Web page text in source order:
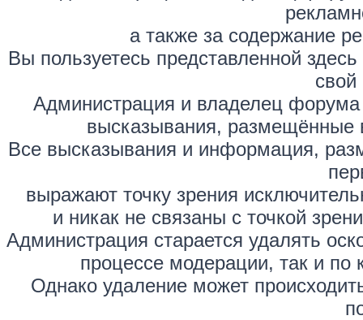
а также за содержание
Вы пользуетесь представленной
свой
Администрация и владелец форума
высказывания, размещённые
Все высказывания и информация,
выражают точку зрения
и никак не связаны с точкой
Администрация старается удалять
процессе модерации, так и по
Однако удаление может